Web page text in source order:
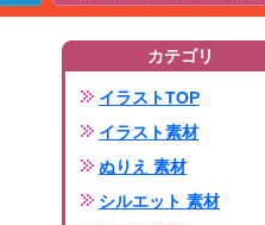
カテゴリ
イラストTOP
イラスト素材
ぬりえ 素材
シルエット 素材